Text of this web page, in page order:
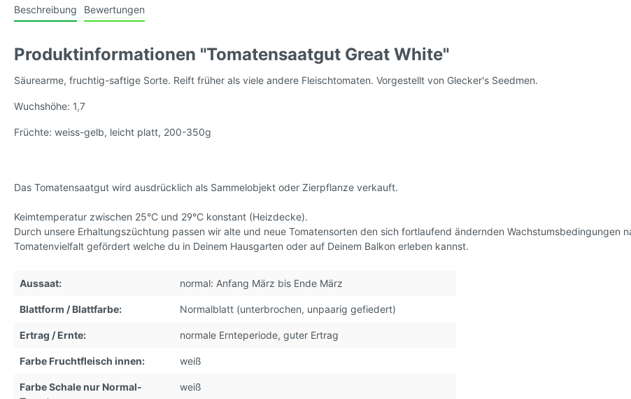
Sorten, Ostalgie
Tomatensamen, kleinwüchsig
Beschreibung Bewertungen
Produktinformationen "Tomatensaatgut Great White"
Säurearme, fruchtig-saftige Sorte. Reift früher als viele andere Fleischtomaten. Vorgestellt von Glecker's Seedmen.
Wuchshöhe: 1,7
Früchte: weiss-gelb, leicht platt, 200-350g
Das Tomatensaatgut wird ausdrücklich als Sammelobjekt oder Zierpflanze verkauft.
Keimtemperatur zwischen 25°C und 29°C konstant (Heizdecke).
Durch unsere Erhaltungszüchtung passen wir alte und neue Tomatensorten den sich fortlaufend ändernden Wachstumsbedingungen
Tomatenvielfalt gefördert welche du in Deinem Hausgarten oder auf Deinem Balkon erleben kannst.
Aussaat: normal: Anfang März bis Ende März
Blattform / Blattfarbe: Normalblatt (unterbrochen, unpaarig gefiedert)
Ertrag / Ernte: normale Ernteperiode, guter Ertrag
Farbe Fruchtfleisch innen: weiß
Farbe Schale nur Normal-
weiß